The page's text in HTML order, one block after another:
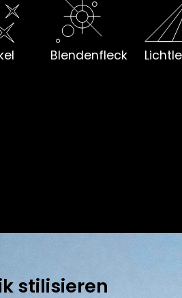
Blendenfleck
stilisieren